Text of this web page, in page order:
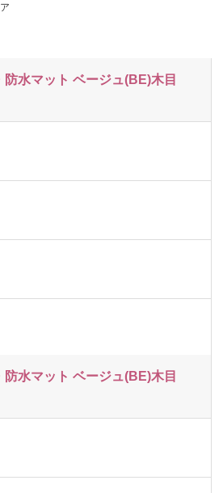
水マット ベージュ(BE)木目
水マット ベージュ(BE)木目